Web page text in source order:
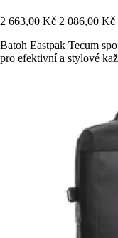
2 663,00 Kč 2 086,00 Kč
Batoh Eastpak Tecum
pro efektivní a stylové